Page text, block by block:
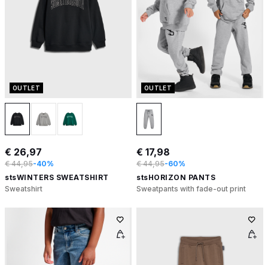
OUTLET
€ 26,97
€ 44,95-40%
stsWINTERS SWEATSHIRT
Sweatshirt
OUTLET
€ 17,98
€ 44,95-60%
stsHORIZON PANTS
Sweatpants with fade-out print